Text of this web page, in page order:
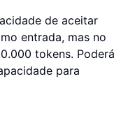
de aceitar
entrada, mas no
tokens. Poderá
para